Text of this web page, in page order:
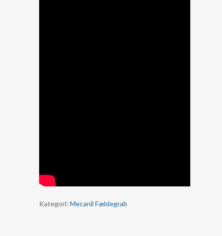
Kategori: Mecanil Fældegrab